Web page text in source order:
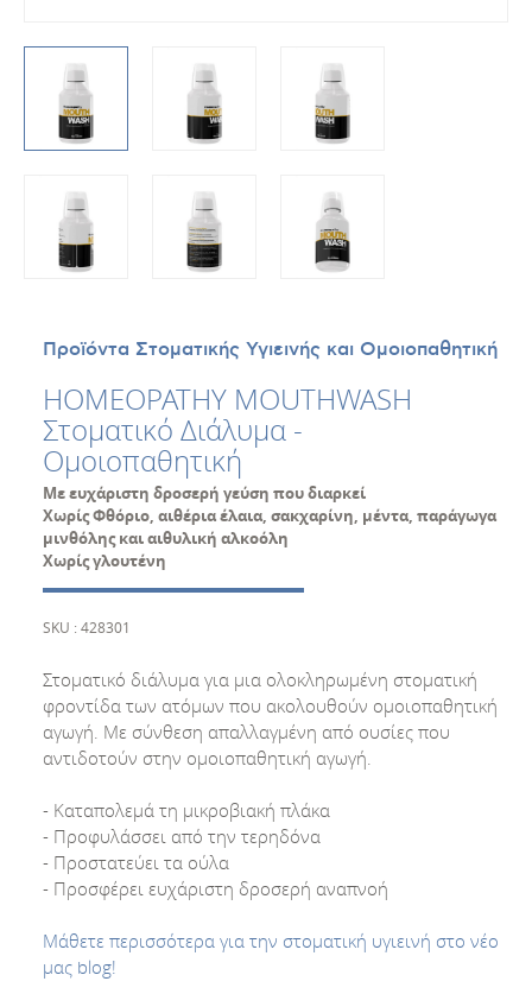
Προϊόντα Στοματικής Υγιεινής και Ομοιοπαθητική
HOMEOPATHY MOUTHWASH
Στοματικό Διάλυμα -
Ομοιοπαθητική
Με ευχάριστη δροσερή γεύση που διαρκεί
Χωρίς Φθόριο, αιθέρια έλαια, σακχαρίνη, μέντα, παράγωγα
μινθόλης και αιθυλική αλκοόλη
Χωρίς γλουτένη
SKU : 428301
Στοματικό διάλυμα για μια ολοκληρωμένη στοματική
φροντίδα των ατόμων που ακολουθούν ομοιοπαθητική
αγωγή. Με σύνθεση απαλλαγμένη από ουσίες που
αντιδοτούν στην ομοιοπαθητική αγωγή.
- Καταπολεμά τη μικροβιακή πλάκα
- Προφυλάσσει από την τερηδόνα
- Προστατεύει τα ούλα
- Προσφέρει ευχάριστη δροσερή αναπνοή
Μάθετε περισσότερα για την στοματική υγιεινή στο νέο
μας blog!